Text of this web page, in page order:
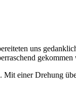
uns
einer Drehung